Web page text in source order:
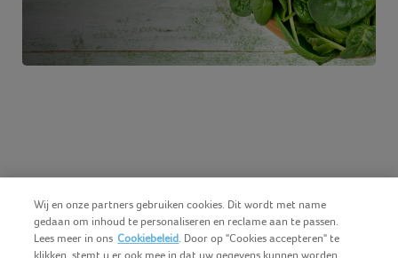
Wij en onze partners gebruiken cookies. Dit wordt met name
gedaan om inhoud te personaliseren en reclame aan te passen.
Lees meer in ons Cookiebeleid. Door op "Cookies accepteren" te
klikken, stemt u er ook mee in dat uw gegevens kunnen worden